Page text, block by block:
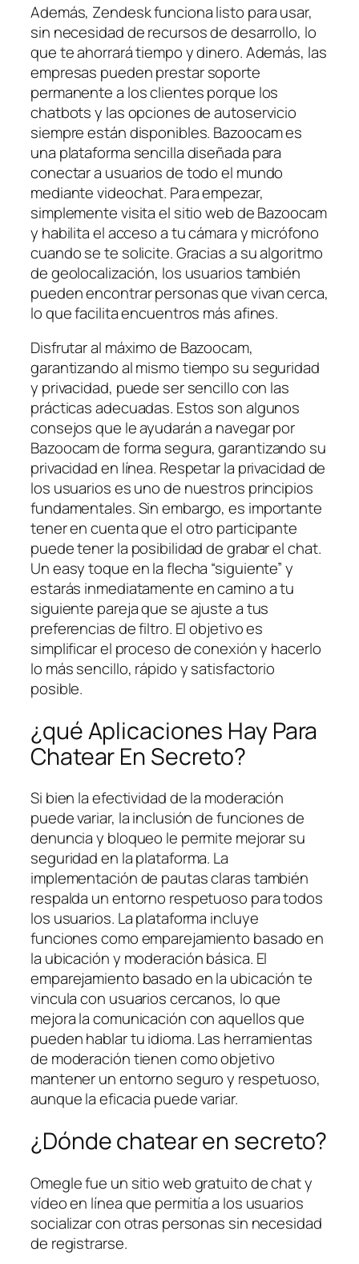
Además, Zendesk funciona listo para usar,
sin necesidad de recursos de desarrollo, lo
que te ahorrará tiempo y dinero. Además, las
empresas pueden prestar soporte
permanente a los clientes porque los
chatbots y las opciones de autoservicio
siempre están disponibles. Bazoocam es
una plataforma sencilla diseñada para
conectar a usuarios de todo el mundo
mediante videochat. Para empezar,
simplemente visita el sitio web de Bazoocam
y habilita el acceso a tu cámara y micrófono
cuando se te solicite. Gracias a su algoritmo
de geolocalización, los usuarios también
pueden encontrar personas que vivan cerca,
lo que facilita encuentros más afines.
Disfrutar al máximo de Bazoocam,
garantizando al mismo tiempo su seguridad
y privacidad, puede ser sencillo con las
prácticas adecuadas. Estos son algunos
consejos que le ayudarán a navegar por
Bazoocam de forma segura, garantizando su
privacidad en línea. Respetar la privacidad de
los usuarios es uno de nuestros principios
fundamentales. Sin embargo, es importante
tener en cuenta que el otro participante
puede tener la posibilidad de grabar el chat.
Un easy toque en la flecha “siguiente” y
estarás inmediatamente en camino a tu
siguiente pareja que se ajuste a tus
preferencias de filtro. El objetivo es
simplificar el proceso de conexión y hacerlo
lo más sencillo, rápido y satisfactorio
posible.
¿qué Aplicaciones Hay Para
Chatear En Secreto?
Si bien la efectividad de la moderación
puede variar, la inclusión de funciones de
denuncia y bloqueo le permite mejorar su
seguridad en la plataforma. La
implementación de pautas claras también
respalda un entorno respetuoso para todos
los usuarios. La plataforma incluye
funciones como emparejamiento basado en
la ubicación y moderación básica. El
emparejamiento basado en la ubicación te
vincula con usuarios cercanos, lo que
mejora la comunicación con aquellos que
pueden hablar tu idioma. Las herramientas
de moderación tienen como objetivo
mantener un entorno seguro y respetuoso,
aunque la eficacia puede variar.
¿Dónde chatear en secreto?
Omegle fue un sitio web gratuito de chat y
vídeo en línea que permitía a los usuarios
socializar con otras personas sin necesidad
de registrarse.